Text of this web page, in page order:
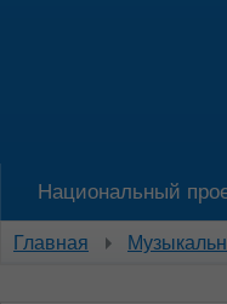
Национальный
Главная